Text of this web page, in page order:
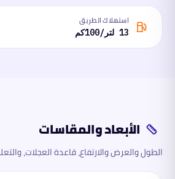
استهلاك الطريق
13 لتر/100كم
الأبعاد والمقاسات
الطول والعرض والارتفاع، قاعدة العجلات،